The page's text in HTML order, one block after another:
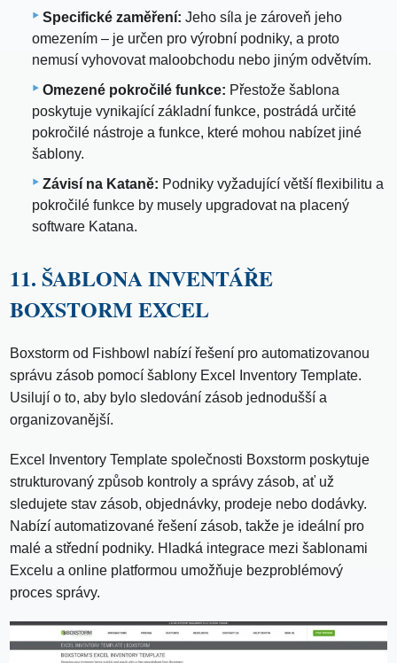
Specifické zaměření: Jeho síla je zároveň jeho
omezením – je určen pro výrobní podniky, a proto
nemusí vyhovovat maloobchodu nebo jiným odvětvím.
Omezené pokročilé funkce: Přestože šablona
poskytuje vynikající základní funkce, postrádá určité
pokročilé nástroje a funkce, které mohou nabízet jiné
šablony.
Závisí na Kataně: Podniky vyžadující větší flexibilitu a
pokročilé funkce by musely upgradovat na placený
software Katana.
11. ŠABLONA INVENTÁŘE
BOXSTORM EXCEL
Boxstorm od Fishbowl nabízí řešení pro automatizovanou
správu zásob pomocí šablony Excel Inventory Template.
Usilují o to, aby bylo sledování zásob jednodušší a
organizovanější.
Excel Inventory Template společnosti Boxstorm poskytuje
strukturovaný způsob kontroly a správy zásob, ať už
sledujete stav zásob, objednávky, prodeje nebo dodávky.
Nabízí automatizované řešení zásob, takže je ideální pro
malé a střední podniky. Hladká integrace mezi šablonami
Excelu a online platformou umožňuje bezproblémový
proces správy.